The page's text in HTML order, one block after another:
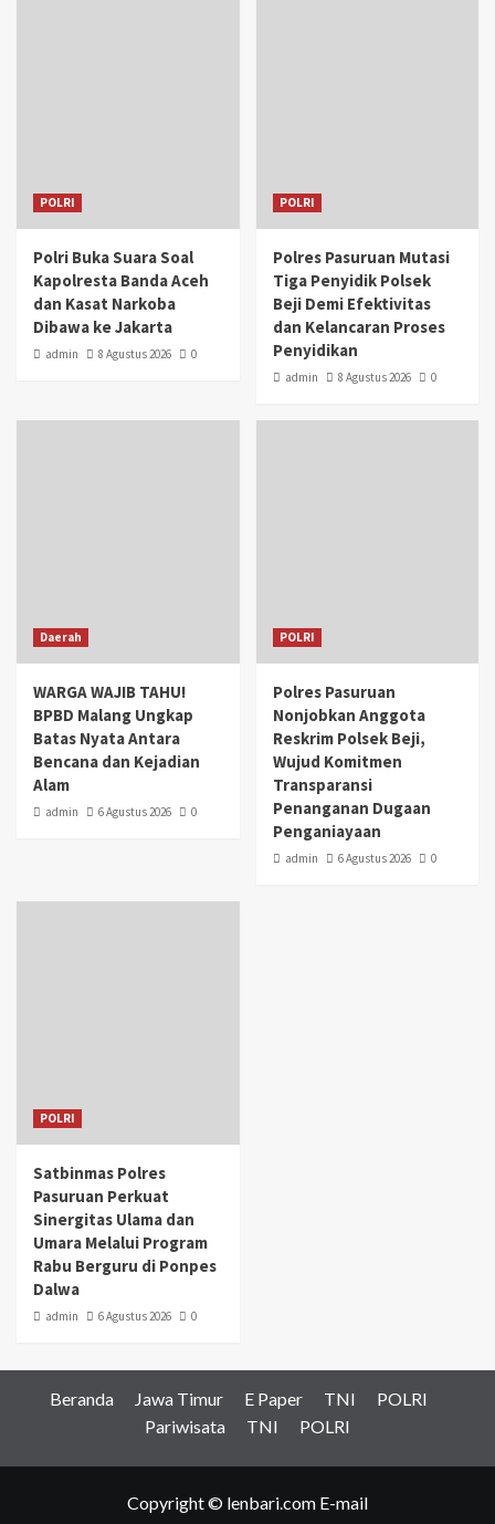
POLRI
Polri Buka Suara Soal
Kapolresta Banda Aceh
dan Kasat Narkoba
Dibawa ke Jakarta
admin 8 Agustus 2026 0
POLRI
Polres Pasuruan Mutasi
Tiga Penyidik Polsek
Beji Demi Efektivitas
dan Kelancaran Proses
Penyidikan
admin 8 Agustus 2026 0
Daerah
WARGA WAJIB TAHU!
BPBD Malang Ungkap
Batas Nyata Antara
Bencana dan Kejadian
Alam
admin 6 Agustus 2026 0
POLRI
Polres Pasuruan
Nonjobkan Anggota
Reskrim Polsek Beji,
Wujud Komitmen
Transparansi
Penanganan Dugaan
Penganiayaan
admin 6 Agustus 2026 0
POLRI
Satbinmas Polres
Pasuruan Perkuat
Sinergitas Ulama dan
Umara Melalui Program
Rabu Berguru di Ponpes
Dalwa
admin 6 Agustus 2026 0
Beranda Jawa Timur E Paper TNI
POLRI
Pariwisata
TNI POLRI
Copyright © lenbari.com E-mail